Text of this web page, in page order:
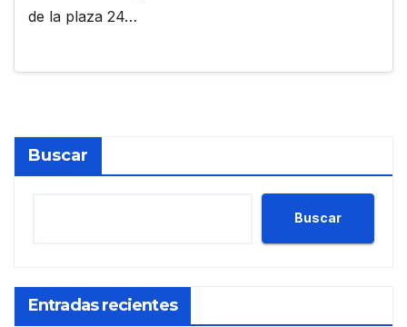
de la plaza 24…
Buscar
Buscar
Entradas recientes